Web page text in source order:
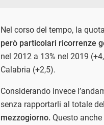
Nel corso del tempo, la
però particolari ricorrenze
nel 2012 a 13% nel 2019
Calabria (+2,5).
Considerando invece
senza rapportarli al totale
mezzogiorno. Questo